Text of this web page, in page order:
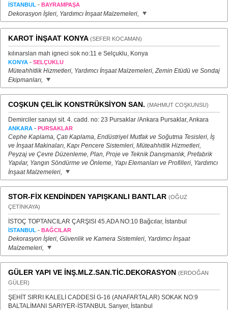
İSTANBUL - BAYRAMPAŞA
Dekorasyon İşleri, Yardımcı İnşaat Malzemeleri,
KAROT İNŞAAT KONYA (SEFER KOCAMAN)
kılınarslan mah igneci sok no:11 e Selçuklu, Konya
KONYA - SELÇUKLU
Müteahhitlik Hizmetleri, Yardımcı İnşaat Malzemeleri, Zemin Etüdü ve Sondaj
Ekipmanları,
COŞKUN ÇELİK KONSTRÜKSİYON SAN. (MAHMUT COŞKUNSU)
Demirciler sanayi sit. 4. cadd. no: 23 Pursaklar /Ankara Pursaklar, Ankara
ANKARA - PURSAKLAR
Cephe Kaplama, Çatı Kaplama, Endüstriyel Mutfak ve Soğutma Tesisleri, İş
ve İnşaat Makinaları, Kapı Pencere Sistemleri, Müteahhitlik Hizmetleri,
Peyzaj ve Çevre Düzenleme, Plan, Proje ve Teknik Danışmanlık, Prefabrik
Yapılar, Yangın Söndürme ve Önleme, Yapı Elemanları ve Profilleri, Yardımcı
İnşaat Malzemeleri,
STOR-FİX KENDİNDEN YAPIŞKANLI BANTLAR (OĞUZ
ÇETİNKAYA)
İSTOÇ TOPTANCILAR ÇARŞISI 45.ADA NO:10 Bağcılar, İstanbul
İSTANBUL - BAĞCILAR
Dekorasyon İşleri, Güvenlik ve Kamera Sistemleri, Yardımcı İnşaat
Malzemeleri,
GÜLER YAPI VE İNŞ.MLZ.SAN.TİC.DEKORASYON (ERDOĞAN
GÜLER)
ŞEHİT SIRRI KALELİ CADDESİ G-16 (ANAFARTALAR) SOKAK NO:9
BALTALİMANI SARIYER-İSTANBUL Sarıyer, İstanbul